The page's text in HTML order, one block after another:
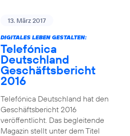
13. März 2017
DIGITALES LEBEN GESTALTEN:
Telefónica
Deutschland
Geschäftsbericht
2016
Telefónica Deutschland hat den
Geschäftsbericht 2016
veröffentlicht. Das begleitende
Magazin stellt unter dem Titel